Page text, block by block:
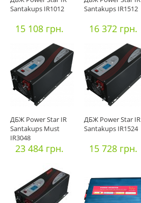
Santakups IR1012
15 108 грн.
Santakups IR1512
16 372 грн.
ДБЖ Power Star IR
Santakups Must
IR3048
23 484 грн.
ДБЖ Power Star IR
Santakups IR1524
15 728 грн.